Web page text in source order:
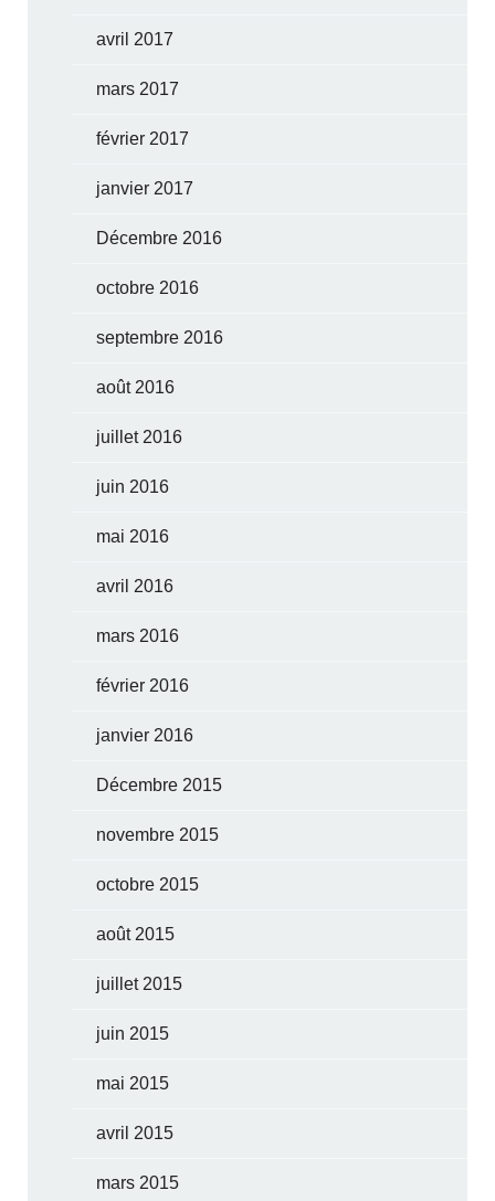
avril 2017
mars 2017
février 2017
janvier 2017
Décembre 2016
octobre 2016
septembre 2016
août 2016
juillet 2016
juin 2016
mai 2016
avril 2016
mars 2016
février 2016
janvier 2016
Décembre 2015
novembre 2015
octobre 2015
août 2015
juillet 2015
juin 2015
mai 2015
avril 2015
mars 2015